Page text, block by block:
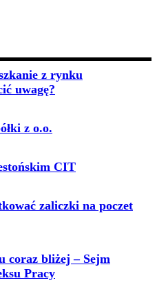
z rynku
uwagę?
z o.o.
CIT
zaliczki na poczet
coraz bliżej – Sejm
Pracy